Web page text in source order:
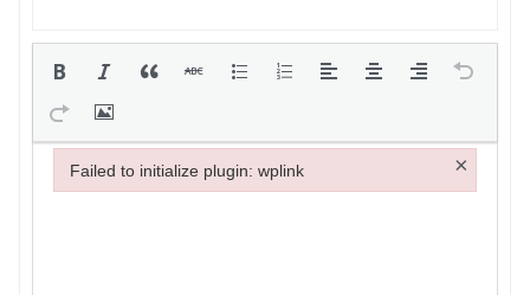
Failed to initialize plugin: wplink ×
Failed to initialize plugin: wplink